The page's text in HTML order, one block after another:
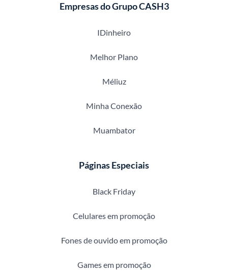
Empresas do Grupo CASH3
IDinheiro
Melhor Plano
Méliuz
Minha Conexão
Muambator
Páginas Especiais
Black Friday
Celulares em promoção
Fones de ouvido em promoção
Games em promoção